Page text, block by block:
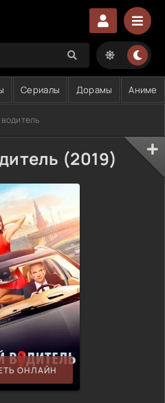
Сериалы Дорамы Аниме
водитель
(2019)
ОНЛАЙН